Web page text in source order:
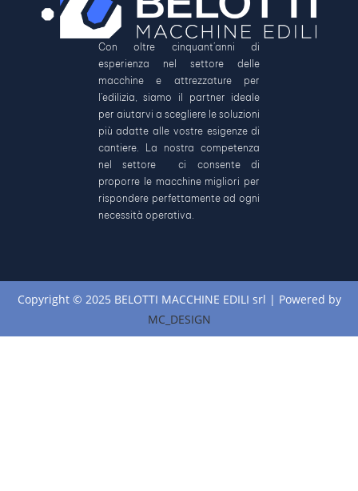
Con oltre cinquant’anni di
esperienza nel settore delle
macchine e attrezzature per
l’edilizia, siamo il partner ideale
per aiutarvi a scegliere le soluzioni
più adatte alle vostre esigenze di
cantiere. La nostra competenza
nel settore ci consente di
proporre le macchine migliori per
rispondere perfettamente ad ogni
necessità operativa.
Copyright © 2025 BELOTTI MACCHINE EDILI srl | Powered by
MC_DESIGN